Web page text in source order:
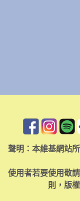
聲明：本維基網站
使用者若要使用敬
則，版